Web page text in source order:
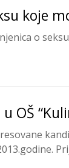
koje
o
OŠ